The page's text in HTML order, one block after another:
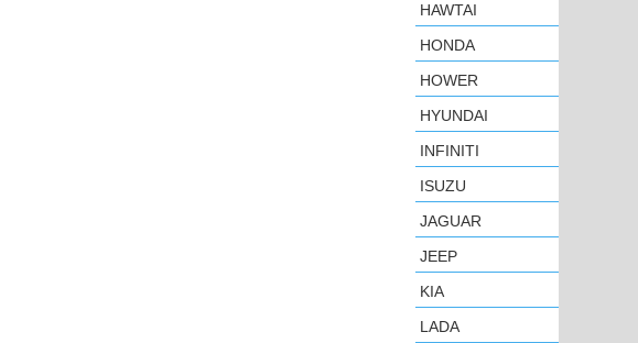
HAWTAI
HONDA
HOWER
HYUNDAI
INFINITI
ISUZU
JAGUAR
JEEP
KIA
LADA